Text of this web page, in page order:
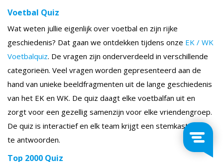
Voetbal Quiz
Wat weten jullie eigenlijk over voetbal en zijn rijke
geschiedenis? Dat gaan we ontdekken tijdens onze EK / WK
Voetbalquiz. De vragen zijn onderverdeeld in verschillende
categorieën. Veel vragen worden gepresenteerd aan de
hand van unieke beeldfragmenten uit de lange geschiedenis
van het EK en WK. De quiz daagt elke voetbalfan uit en
zorgt voor een gezellig samenzijn voor elke vriendengroep.
De quiz is interactief en elk team krijgt een stemkastje om
te antwoorden.
Top 2000 Quiz